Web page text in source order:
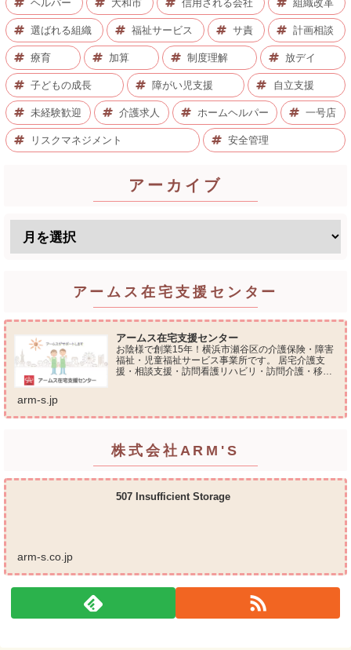
ヘルパー 大和市 信用される会社 組織改革
選ばれる組織 福祉サービス サ責 計画相談
療育 加算 制度理解 放デイ
子どもの成長 障がい児支援 自立支援
未経験歓迎 介護求人 ホームヘルパー 一号店
リスクマネジメント 安全管理
アーカイブ
アームス在宅支援センター
アームス在宅支援センター
お陰様で創業15年！横浜市瀬谷区の介護保険・障害
福祉・児童福祉サービス事業所です。 居宅介護支
援・相談支援・訪問看護リハビリ・訪問介護・移動
arm-s.jp
株式会社ARM'S
507 Insufficient Storage
arm-s.co.jp